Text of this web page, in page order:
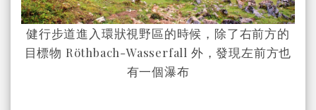
健行步道進入環狀視野區的時候，除了右前方的
目標物 Röthbach-Wasserfall 外，發現左前方也
有一個瀑布